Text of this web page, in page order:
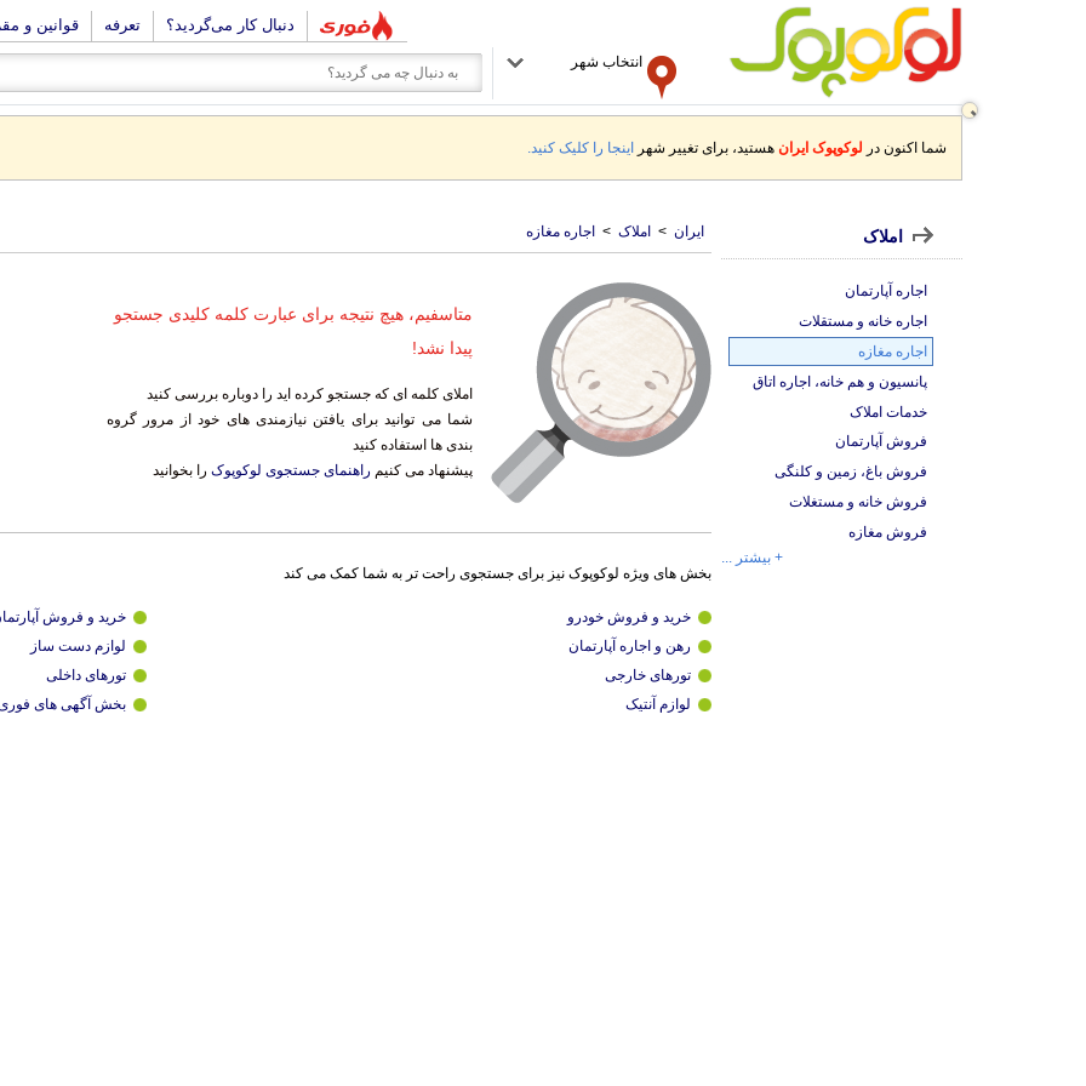
دنبال کار می‌گردید؟ تعرفه قوانین و
انتخاب شهر
شما اکنون در لوکوپوک ایران هستید، برای تغییر شهر اینجا را کلیک کنید.
ایران > املاک > اجاره مغازه
متاسفیم، هیچ نتیجه برای عبارت کلمه کلیدی جستجو
پیدا نشد!
املای کلمه ای که جستجو کرده اید را دوباره بررسی کنید
شما می توانید برای یافتن نیازمندی های خود از مرور گروه
بندی ها استفاده کنید
پیشنهاد می کنیم راهنمای جستجوی لوکوپوک را بخوانید
بخش های ویژه لوکوپوک نیز برای جستجوی راحت تر به شما کمک می کند
خرید و فروش خودرو
خرید و فروش
رهن و اجاره آپارتمان
لوازم دست ساز
تورهای خارجی
تورهای داخلی
لوازم آنتیک
بخش آگهی های
املاک
اجاره آپارتمان
اجاره خانه و مستقلات
اجاره مغازه
پانسیون و هم خانه، اجاره اتاق
خدمات املاک
فروش آپارتمان
فروش باغ، زمین و کلنگی
فروش خانه و مستغلات
فروش مغازه
+ بیشتر ...